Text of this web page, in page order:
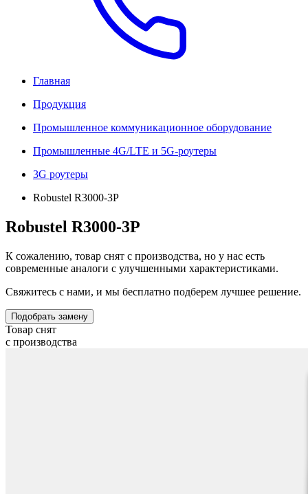
Главная
Продукция
Промышленное коммуникационное оборудование
Промышленные 4G/LTE и 5G-роутеры
3G роутеры
Robustel R3000-3P
Robustel R3000-3P
К сожалению, товар снят с производства, но у нас есть
современные аналоги с улучшенными характеристиками.
Свяжитесь с нами, и мы бесплатно подберем лучшее решение.
Подобрать замену
Товар снят
с производства